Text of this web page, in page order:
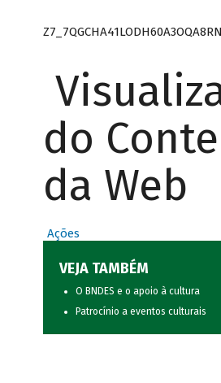
do
da Web
Ações
VEJA TAMBÉM
O BNDES e o apoio à cultura
Patrocínio a eventos culturais